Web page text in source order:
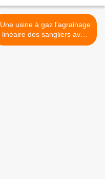
Une usine à gaz l'agrainage
linéaire des sangliers avec
des protéagineuses à titre